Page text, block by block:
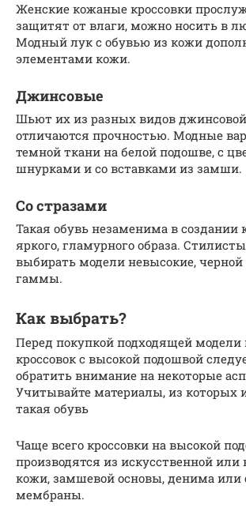
Женские кожаные кроссовки
защитят от влаги, можно носить в
Модный лук с обувью из кожи
элементами кожи.
Джинсовые
Шьют их из разных видов
отличаются прочностью. Модные
темной ткани на белой подошве, с
шнурками и со вставками из замши.
Со стразами
Такая обувь незаменима в создании
яркого, гламурного образа.
выбирать модели невысокие,
гаммы.
Как выбрать?
Перед покупкой подходящей
кроссовок с высокой подошвой
обратить внимание на некоторые
Учитывайте материалы, из которых
такая обувь
Чаще всего кроссовки на высокой
производятся из искусственной или
кожи, замшевой основы, денима или
мембраны.